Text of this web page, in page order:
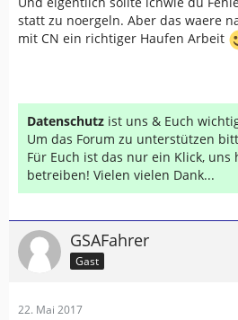
statt zu noergeln. Aber das waere
mit CN ein richtiger Haufen Arbeit
Datenschutz ist uns & Euch
Um das Forum zu unterstützen
Für Euch ist das nur ein Klick, uns
betreiben! Vielen vielen Dank...
GSAFahrer
Gast
22. Mai 2017